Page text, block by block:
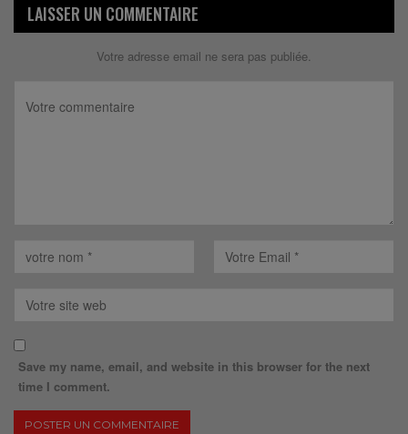
LAISSER UN COMMENTAIRE
Votre adresse email ne sera pas publiée.
Save my name, email, and website in this browser for the next
time I comment.